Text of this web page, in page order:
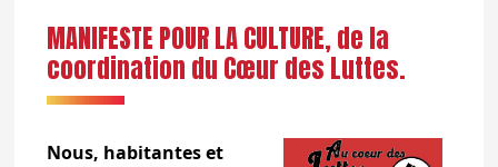
MANIFESTE POUR LA CULTURE, de la
coordination du Cœur des Luttes.
Nous, habitantes et